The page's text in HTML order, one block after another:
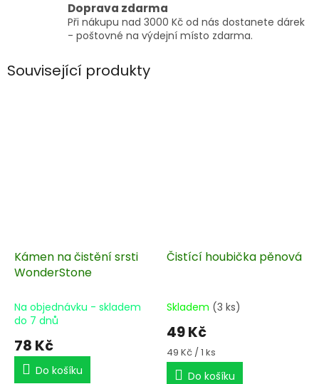
Doprava zdarma
Při nákupu nad 3000 Kč od nás dostanete dárek
- poštovné na výdejní místo zdarma.
Související produkty
Kámen na čistění srsti
WonderStone
Na objednávku - skladem
do 7 dnů
78 Kč
Do košíku
Čistící houbička pěnová
Skladem (3 ks)
49 Kč
Měrná
cena:
49 Kč / 1 ks
Do košíku